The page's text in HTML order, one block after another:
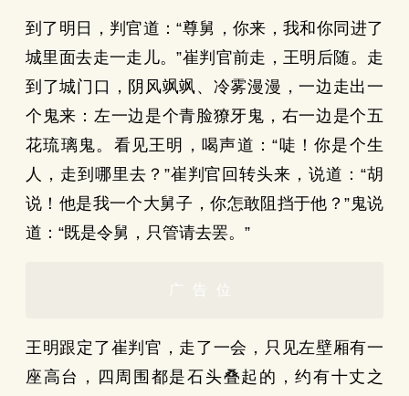
到了明日，判官道：“尊舅，你来，我和你同进了
城里面去走一走儿。”崔判官前走，王明后随。走
到了城门口，阴风飒飒、冷雾漫漫，一边走出一
个鬼来：左一边是个青脸獠牙鬼，右一边是个五
花琉璃鬼。看见王明，喝声道：“唗！你是个生
人，走到哪里去？”崔判官回转头来，说道：“胡
说！他是我一个大舅子，你怎敢阻挡于他？”鬼说
道：“既是令舅，只管请去罢。”
广告位
王明跟定了崔判官，走了一会，只见左壁厢有一
座高台，四周围都是石头叠起的，约有十丈之